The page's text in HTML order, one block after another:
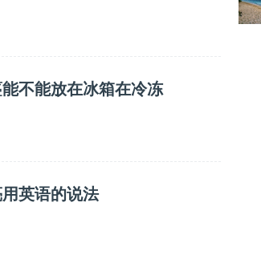
不能放在冰箱在冷冻
英语的说法